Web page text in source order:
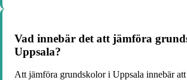
Vad innebär det att jämföra
Uppsala?
Att jämföra grundskolor i Uppsala innebär att